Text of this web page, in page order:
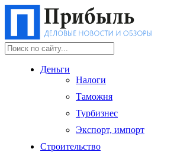
Деньги
Налоги
Таможня
Турбизнес
Экспорт, импорт
Строительство